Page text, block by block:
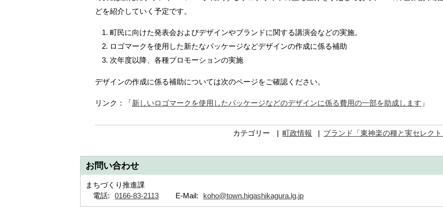
どを紹介していく予定です。
町民に向けた発表会およびデザインやブランドに関する講演会などの実施。
ロゴマークを使用した新たなパッケージなどデザインの作成に係る補助
次年度以降、各種プロモーションの実施
デザインの作成に係る補助については次のページをご確認ください。
リンク：「新しいロゴマークを使用したパッケージなどのデザインに係る費用の一部を助成します 」
カテゴリー 町政情報 ブランド「東神楽の種と実セレク
お問い合わせ
まちづくり推進課
電話:
0166-83-2113 E-Mail: koho@town.higashikagura.lg.jp